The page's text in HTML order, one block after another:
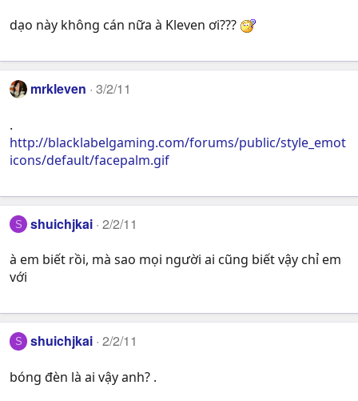
dạo này không cán nữa à Kleven ơi???
mrkleven 3/2/11
.
http://blacklabelgaming.com/forums/public/style_emot
icons/default/facepalm.gif
S shuichjkai 2/2/11
à em biết rồi, mà sao mọi người ai cũng biết vậy chỉ em
với
S shuichjkai 2/2/11
bóng đèn là ai vậy anh? .